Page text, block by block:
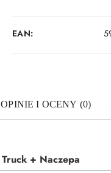
EAN:
OPINIE I OCENY (0)
+ Naczepa